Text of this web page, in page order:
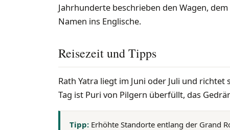
Jahrhunderte beschrieben den Wagen,
Namen ins Englische.
Reisezeit und Tipps
Rath Yatra liegt im Juni oder Juli und
Tag ist Puri von Pilgern überfüllt, das
Tipp: Erhöhte Standorte entlang der Grand